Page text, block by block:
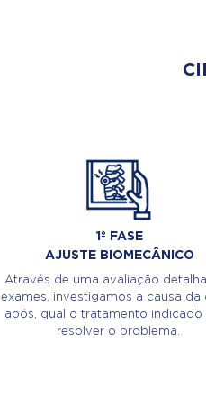
1º FASE
AJUSTE BIOMECÂNICO
Através de uma avaliação
exames, investigamos a causa da
após, qual o tratamento indicado
resolver o problema.